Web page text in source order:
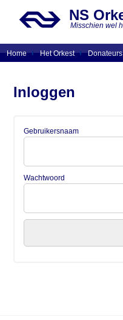
NS
Misschien wel
Home Het Orkest Donateurs
Inloggen
Gebruikersnaam
Wachtwoord